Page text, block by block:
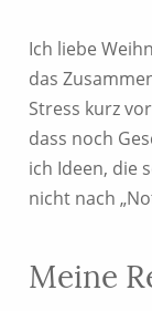
Ich liebe
das
Stress kurz
dass noch
ich Ideen, die
nicht nach
Meine